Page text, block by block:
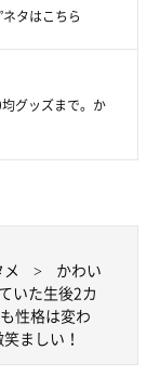
タはこちら
グッズまで。か
かわい
いた生後2カ
性格は変わ
ましい！